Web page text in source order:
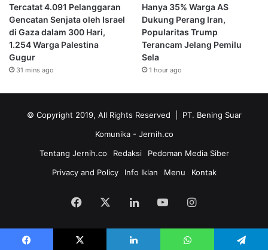
Tercatat 4.091 Pelanggaran
Gencatan Senjata oleh Israel
di Gaza dalam 300 Hari,
1.254 Warga Palestina
Gugur
31 mins ago
Hanya 35% Warga AS
Dukung Perang Iran,
Popularitas Trump
Terancam Jelang Pemilu
Sela
1 hour ago
© Copyright 2019, All Rights Reserved | PT. Bening Suar
Komunika - Jernih.co
Tentang Jernih.co
Redaksi
Pedoman Media Siber
Privacy and Policy
Info Iklan Menu Kontak
Facebook LinkedInYouTubeInstagram